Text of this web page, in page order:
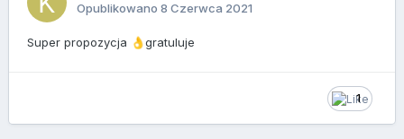
Opublikowano 8 Czerwca 2021
Super propozycja 👌gratuluje
1